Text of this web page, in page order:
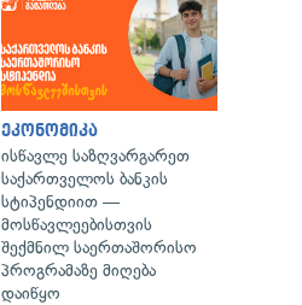
ეკონომიკა
ისწავლე საზღვარგარეთ
საქართველოს ბანკის
სტიპენდიით —
მოსწავლეებისთვის
შექმნილ საერთაშორისო
პროგრამაზე მიღება
დაიწყო